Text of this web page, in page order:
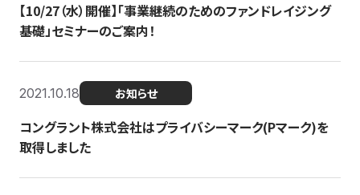
【10/27（水）開催】「事業継続のためのファンドレイジング
基礎」セミナーのご案内！
2021.10.18 お知らせ
コングラント株式会社はプライバシーマーク(Pマーク)を
取得しました